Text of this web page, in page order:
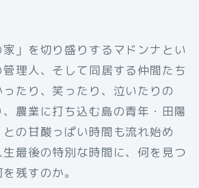
家」を切り盛りするマドンナとい
管理人、そして同居する仲間たち
たり、笑ったり、泣いたりの
、農業に打ち込む島の青年・田陽
の甘酸っぱい時間も流れ始め
最後の特別な時間に、何を見つ
残すのか。